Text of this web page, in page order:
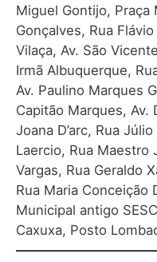
Miguel Gontijo, Praça
Gonçalves, Rua
Vilaça, Av. São
Irmã Albuquerque,
Av. Paulino Marques
Capitão Marques, Av.
Joana D’arc, Rua
Laercio, Rua Maestro
Vargas, Rua Geraldo
Rua Maria Conceição
Municipal antigo
Caxuxa, Posto